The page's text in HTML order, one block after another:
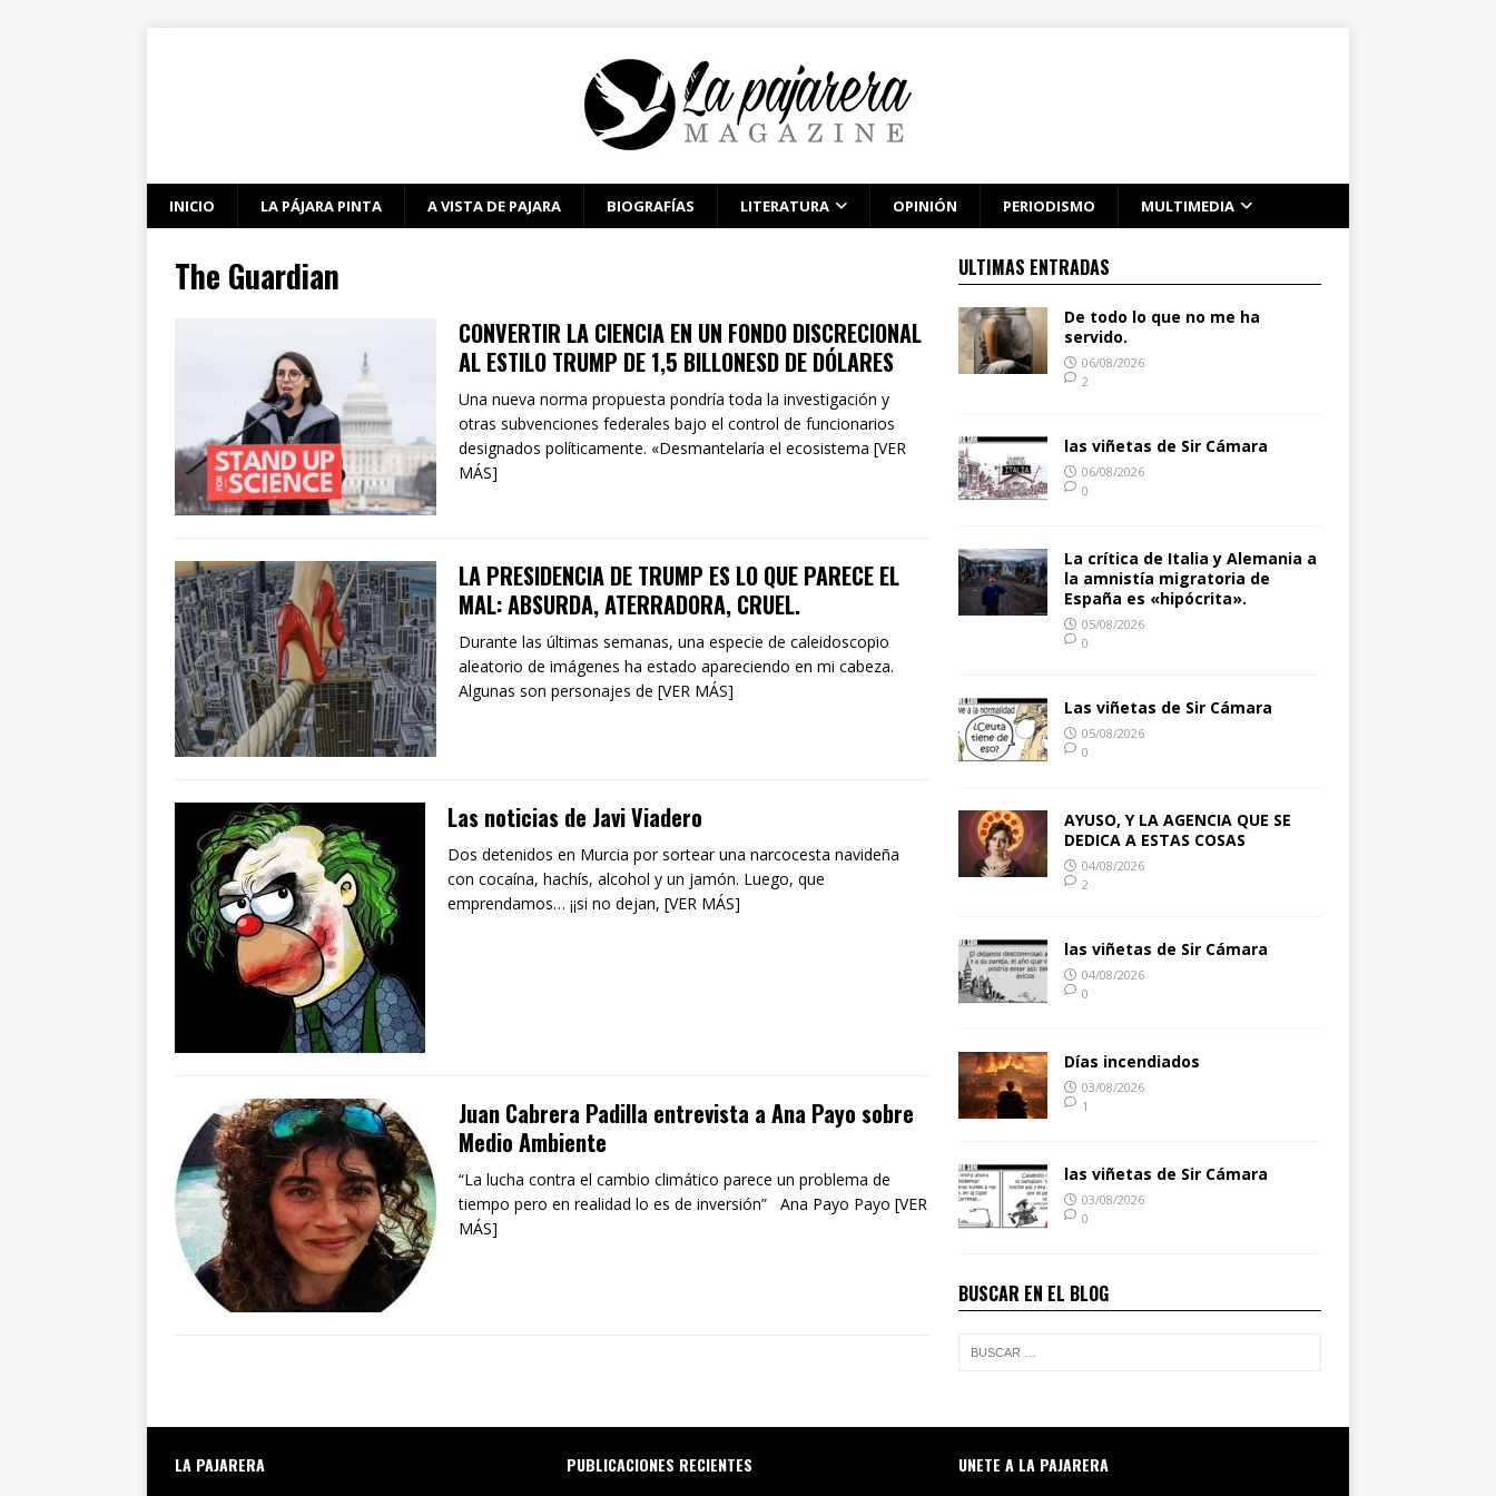
INICIO LA PÁJARA PINTA A VISTA DE PAJARA BIOGRAFÍAS LITERATURA OPINIÓN PERIODISMO MULTIMEDIA
The Guardian
CONVERTIR LA CIENCIA EN UN FONDO DISCRECIONAL
AL ESTILO TRUMP DE 1,5 BILLONESD DE DÓLARES
Una nueva norma propuesta pondría toda la investigación y
otras subvenciones federales bajo el control de funcionarios
designados políticamente. «Desmantelaría el ecosistema [VER
MÁS]
LA PRESIDENCIA DE TRUMP ES LO QUE PARECE EL
MAL: ABSURDA, ATERRADORA, CRUEL.
Durante las últimas semanas, una especie de caleidoscopio
aleatorio de imágenes ha estado apareciendo en mi cabeza.
Algunas son personajes de [VER MÁS]
Las noticias de Javi Viadero
Dos detenidos en Murcia por sortear una narcocesta navideña
con cocaína, hachís, alcohol y un jamón. Luego, que
emprendamos… ¡¡si no dejan, [VER MÁS]
Juan Cabrera Padilla entrevista a Ana Payo sobre
Medio Ambiente
“La lucha contra el cambio climático parece un problema de
tiempo pero en realidad lo es de inversión” Ana Payo Payo [VER
MÁS]
ULTIMAS ENTRADAS
De todo lo que no me ha
servido.
06/08/2026
2
las viñetas de Sir Cámara
06/08/2026
0
La crítica de Italia y Alemania a
la amnistía migratoria de
España es «hipócrita».
05/08/2026
0
Las viñetas de Sir Cámara
05/08/2026
0
AYUSO, Y LA AGENCIA QUE SE
DEDICA A ESTAS COSAS
04/08/2026
2
las viñetas de Sir Cámara
04/08/2026
0
Días incendiados
03/08/2026
1
las viñetas de Sir Cámara
03/08/2026
0
BUSCAR EN EL BLOG
LA PAJARERA PUBLICACIONES RECIENTES UNETE A LA PAJARERA